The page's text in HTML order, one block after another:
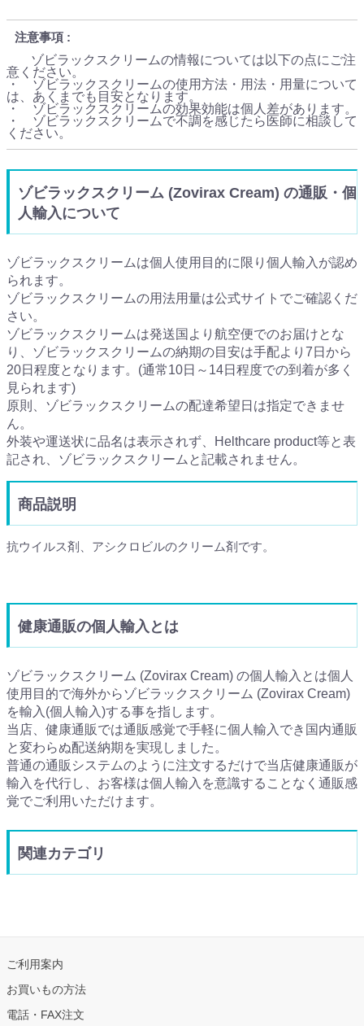
注意事項
ゾビラックスクリームの情報については以下の点にご注
意ください。
・ ゾビラックスクリームの使用方法・用法・用量について
は、あくまでも目安となります。
・ ゾビラックスクリームの効果効能は個人差があります。
・ ゾビラックスクリームで不調を感じたら医師に相談して
ください。
ゾビラックスクリーム (Zovirax Cream) の通販・個
人輸入について
ゾビラックスクリームは個人使用目的に限り個人輸入が認め
られます。
ゾビラックスクリームの用法用量は公式サイトでご確認くだ
さい。
ゾビラックスクリームは発送国より航空便でのお届けとな
り、ゾビラックスクリームの納期の目安は手配より7日から
20日程度となります。(通常10日～14日程度での到着が多く
見られます)
原則、ゾビラックスクリームの配達希望日は指定できませ
ん。
外装や運送状に品名は表示されず、Helthcare product等と表
記され、ゾビラックスクリームと記載されません。
商品説明
抗ウイルス剤、アシクロビルのクリーム剤です。
健康通販の個人輸入とは
ゾビラックスクリーム (Zovirax Cream) の個人輸入とは個人
使用目的で海外からゾビラックスクリーム (Zovirax Cream)
を輸入(個人輸入)する事を指します。
当店、健康通販では通販感覚で手軽に個人輸入でき国内通販
と変わらぬ配送納期を実現しました。
普通の通販システムのように注文するだけで当店健康通販が
輸入を代行し、お客様は個人輸入を意識することなく通販感
覚でご利用いただけます。
関連カテゴリ
ご利用案内
お買いもの方法
電話・FAX注文